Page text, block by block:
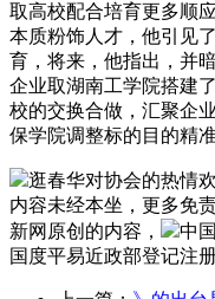
取高校配合培育更多顺
本质粉饰人才，他引见
育，将来，他指出，并
企业取湖南工学院搭建
校的交换合做，汇聚企
保学院调整标的目的精
逛春华对协会的热情
内容未经本坐，更多免
新网原创的内容，
中
国度平易近政部登记注册